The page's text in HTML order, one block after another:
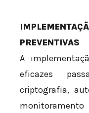
PREVENTIVAS
A
eficazes
criptografia,